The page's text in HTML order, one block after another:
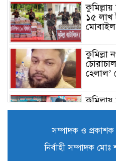
১৫ লাখ
মোবাইল
কুমিল্লা
হেলাল’
৮৩
সম্পাদক ও প্রকাশক
নির্বাহী সম্পাদক